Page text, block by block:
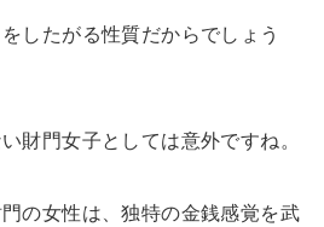
したがる性質だからでしょう
財門女子としては意外ですね。
の女性は、独特の金銭感覚を武